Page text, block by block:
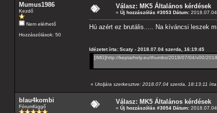
Mumus1986
Kezdő
Nem elérhető
Hozzászólások: 50
Válasz: MK5 Általános kérdések
« Új hozzászólás #3053 Dátum:
Hú azért ez brutális..... Na kíváncsi leszek
Idézetet írta: Scaty - 2018.07.04 szerda, 16:19:45
[IMG]http://keptarhely.eu/thumbs/2018/07/04/v00/
« Utoljára szerkesztve: 2018.07.04 szerda, 18:13:11
blau4kombi
Fórumfüggő
Válasz: MK5 Általános kérdések
« Új hozzászólás #3054 Dátum: